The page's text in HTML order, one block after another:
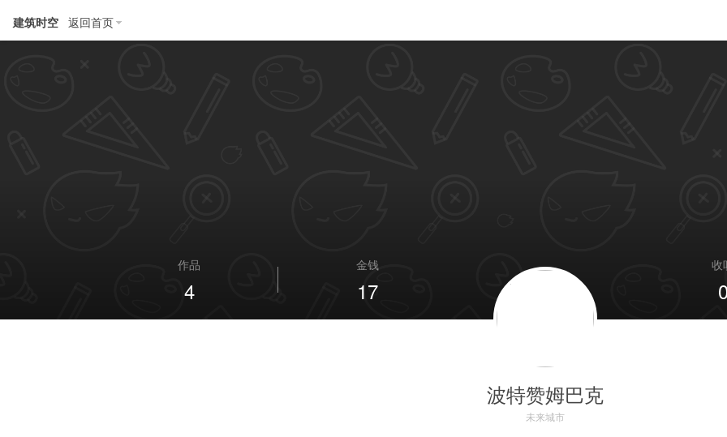
建筑时空 返回首页
作品
4
金钱
17
收
波特赞姆巴克
未来城市